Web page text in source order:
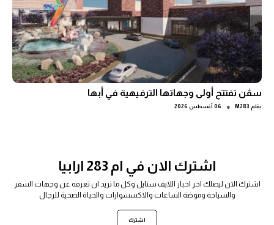
سڤن تفتتح أولى وجهاتها الترفيهية في أبها
بقلم M283
● 06 أغسطس 2026
اشترك الان في ام 283 ارابيا
اشترك الان ليصلك اخر اخبار اللايف ستايل وكل ما تريد ان تعرفه عن وجهات السفر
والسياحة وموضة الساعات والاكسسوارات والحياة الصحية للرجال
اشترك